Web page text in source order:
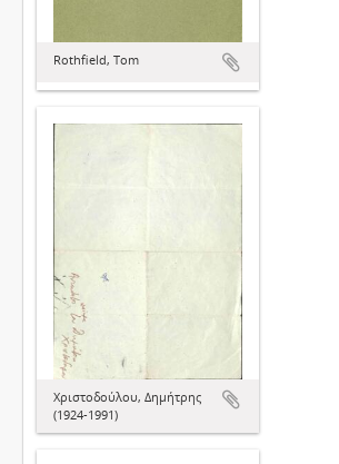
Rothfield, Tom
Χριστοδούλου, Δημήτρης
(1924-1991)